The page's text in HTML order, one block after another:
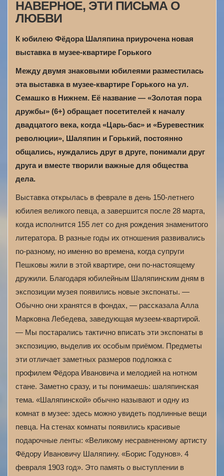
НАВЕРНОЕ, ЭТИ ПИСЬМА О
ЛЮБВИ
К юбилею Фёдора Шаляпина приурочена новая
выставка в музее-квартире Горького
Между двумя знаковыми юбилеями разместилась
эта выставка в музее-квартире Горького на ул.
Семашко в Нижнем. Её название — «Золотая пора
дружбы» (6+) обращает посетителей к началу
двадцатого века, когда «Царь-бас» и «Буревестник
революции», Шаляпин и Горький, постоянно
общались, нуждались друг в друге, понимали друг
друга и вместе творили важные для общества
дела.
Выставка открылась в феврале в день 150-летнего
юбилея великого певца, а завершится после 28 марта,
когда исполнится 155 лет со дня рождения знаменитого
литератора. В разные годы их отношения развивались
по-разному, но именно во времена, когда супруги
Пешковы жили в этой квартире, они по-настоящему
дружили. Благодаря юбилейным Шаляпинским дням в
экспозиции музея появились новые экспонаты. —
Обычно они хранятся в фондах, — рассказала Алла
Марковна Лебедева, заведующая музеем-квартирой.
— Мы постарались тактично вписать эти экспонаты в
экспозицию, выделив их особым приёмом. Предметы
эти отличает заметных размеров подложка с
профилем Фёдора Ивановича и мелодией на нотном
стане. Заметно сразу, и ты понимаешь: шаляпинская
тема. «Шаляпинской» обычно называют и одну из
комнат в музее: здесь можно увидеть подлинные вещи
певца. На стенах комнаты появились красивые
подарочные ленты: «Великому несравненному артисту
Фёдору Ивановичу Шаляпину. «Борис Годунов». 4
февраля 1903 год». Это память о выступлении в